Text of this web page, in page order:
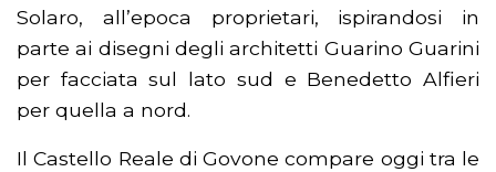
Solaro, all’epoca proprietari, ispirandosi in
parte ai disegni degli architetti Guarino Guarini
per facciata sul lato sud e Benedetto Alfieri
per quella a nord.
Il Castello Reale di Govone compare oggi tra le